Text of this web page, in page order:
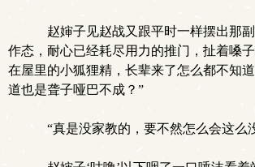
赵婶子见赵战又跟平时一样摆出那
作态，耐心已经耗尽用力的推门，扯着嗓
在屋里的小狐狸精，长辈来了怎么都不知
道也是聋子哑巴不成？”
“真是没家教的，要不然怎么会这